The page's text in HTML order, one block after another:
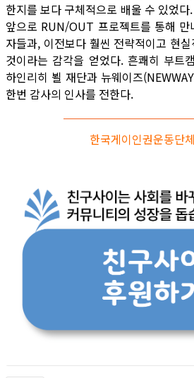
한지를 보다 구체적으로 배울 수 있었
앞으로 RUN/OUT 프로젝트를 통해 만
자들과, 이전보다 훨씬 전략적이고 현
것이라는 감각을 얻었다. 흔쾌히 부트
하인리히 뵐 재단과 뉴웨이즈
한번 감사의 인사를 전한다.
한국게이인권운동단